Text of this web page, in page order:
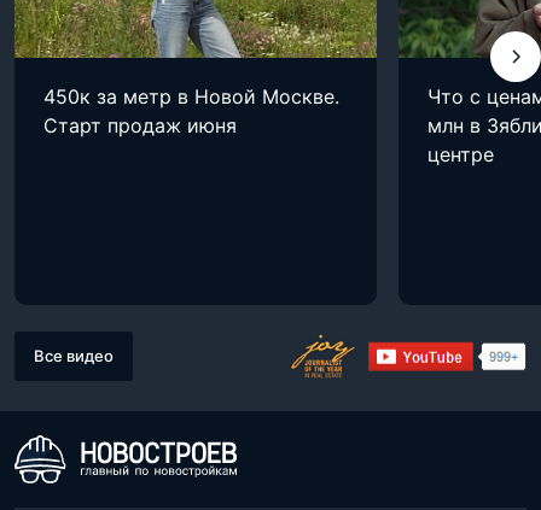
450к за метр в Новой Москве.
Старт продаж июня
Что с
млн в
центре
Все видео